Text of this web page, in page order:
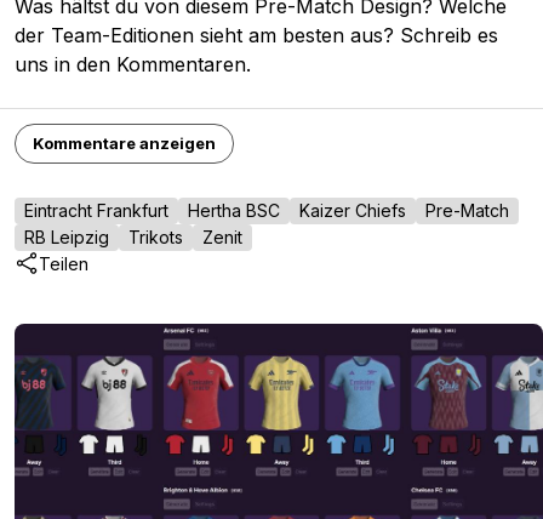
Was hältst du von diesem Pre-Match Design? Welche
der Team-Editionen sieht am besten aus? Schreib es
uns in den Kommentaren.
Kommentare anzeigen
Eintracht Frankfurt Hertha BSC Kaizer Chiefs
Pre-Match
RB Leipzig
Trikots
Zenit
Teilen